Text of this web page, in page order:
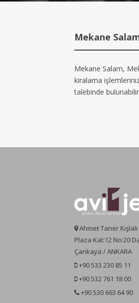
Mekane
Mekane Salam,
kiralama
talebinde
Ahmet Taner
Plaza Kat:12 No:20
Çankaya / ANKARA
+90 533 230 85 11
+90 532 761 18 00
+90 530 663 64 90